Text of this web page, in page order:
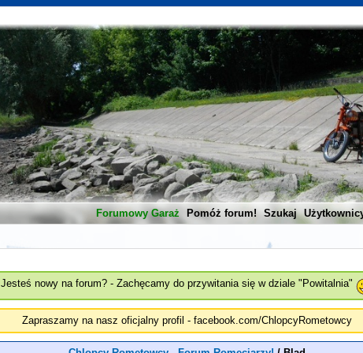
Forumowy Garaż Pomóż forum! Szukaj
Jesteś nowy na forum? - Zachęcamy do przywitania się w dziale "Powitalnia"
Zapraszamy na nasz oficjalny profil - facebook.com/ChlopcyRometowcy